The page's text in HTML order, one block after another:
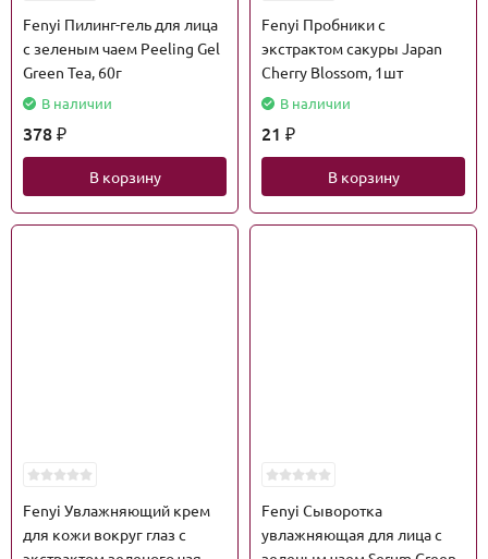
Fenyi Пилинг-гель для лица
с зеленым чаем Peeling Gel
Green Tea, 60г
В наличии
378 ₽
В корзину
Fenyi Пробники с
экстрактом сакуры Japan
Cherry Blossom, 1шт
В наличии
21 ₽
В корзину
Fenyi Увлажняющий крем
для кожи вокруг глаз с
Fenyi Сыворотка
увлажняющая для лица с